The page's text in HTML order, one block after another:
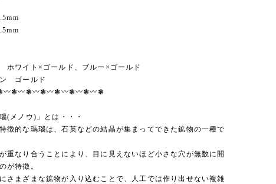
ホワイト×ゴールド、ブルー×ゴールド
ン ゴールド
〰︎❃〰︎❃〰︎❃〰︎❃〰︎❃〰︎❃〰︎❃
(メノウ)」とは・・・
徴的な瑪瑙は、石英などの結晶が集まってできた鉱物の一種で
重なり合うことにより、目に見えないほど小さな穴が無数に開
が特徴。
さまざまな鉱物が入り込むことで、人工では作り出せない複雑